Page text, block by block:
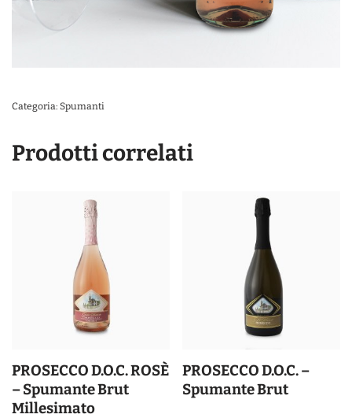
Categoria: Spumanti
Prodotti correlati
PROSECCO D.O.C. ROSÈ
– Spumante Brut
Millesimato
PROSECCO D.O.C. –
Spumante Brut